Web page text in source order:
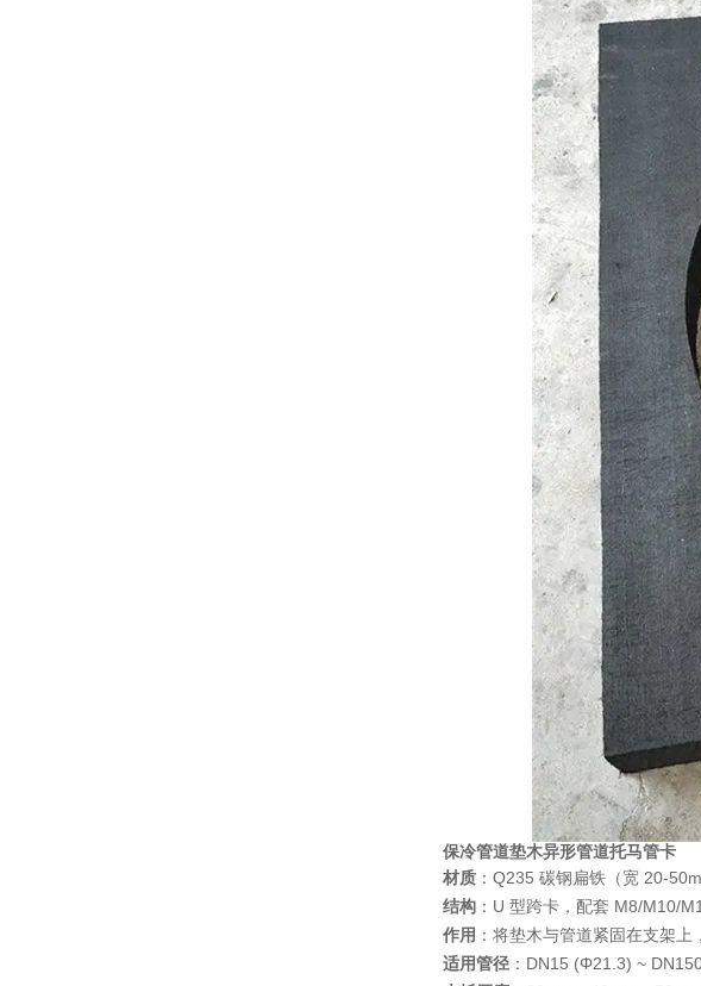
保冷管道垫木异形管道托马管卡
材质 ：Q235 碳钢扁铁（宽 20-
结构 ：U 型跨卡，配套 M8/M10/
作用 ：将垫木与管道紧固在支架上，
适用管径 ：DN15 (Φ21.3) ~